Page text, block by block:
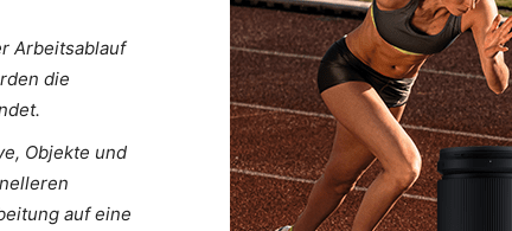
Arbeitsablauf
die
Objekte und
auf eine